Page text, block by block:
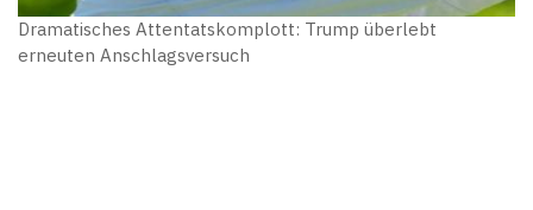
Dramatisches Attentatskomplott: Trump überlebt
erneuten Anschlagsversuch